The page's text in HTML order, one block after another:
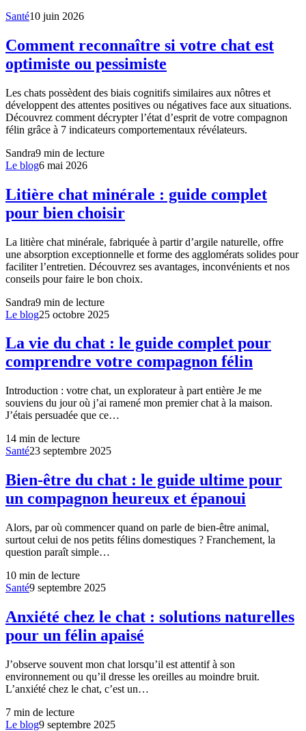
Santé10 juin 2026
Comment reconnaître si votre chat est
optimiste ou pessimiste
Les chats possèdent des biais cognitifs similaires aux nôtres et
développent des attentes positives ou négatives face aux situations.
Découvrez comment décrypter l’état d’esprit de votre compagnon
félin grâce à 7 indicateurs comportementaux révélateurs.
Sandra9 min de lecture
Le blog6 mai 2026
Litière chat minérale : guide complet
pour bien choisir
La litière chat minérale, fabriquée à partir d’argile naturelle, offre
une absorption exceptionnelle et forme des agglomérats solides pour
faciliter l’entretien. Découvrez ses avantages, inconvénients et nos
conseils pour faire le bon choix.
Sandra9 min de lecture
Le blog25 octobre 2025
La vie du chat : le guide complet pour
comprendre votre compagnon félin
Introduction : votre chat, un explorateur à part entière Je me
souviens du jour où j’ai ramené mon premier chat à la maison.
J’étais persuadée que ce…
14 min de lecture
Santé23 septembre 2025
Bien-être du chat : le guide ultime pour
un compagnon heureux et épanoui
Alors, par où commencer quand on parle de bien-être animal,
surtout celui de nos petits félins domestiques ? Franchement, la
question paraît simple…
10 min de lecture
Santé9 septembre 2025
Anxiété chez le chat : solutions naturelles
pour un félin apaisé
J’observe souvent mon chat lorsqu’il est attentif à son
environnement ou qu’il dresse les oreilles au moindre bruit.
L’anxiété chez le chat, c’est un…
7 min de lecture
Le blog9 septembre 2025